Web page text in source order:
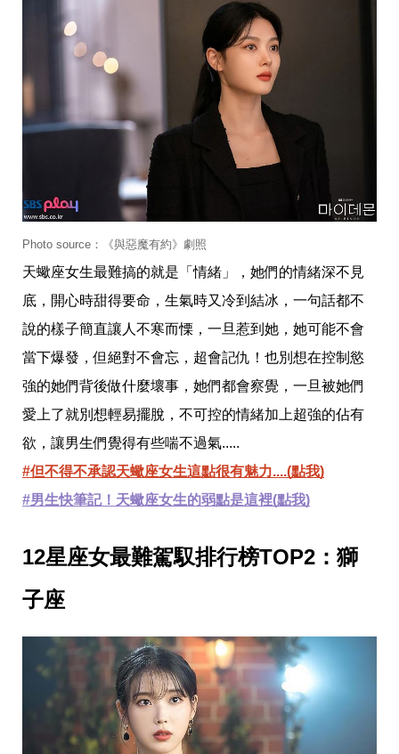
食
旅
帶
你
吃
你
住
出
國
網
美
打
卡
點
生
活
潔
生
小
Photo source：《與惡魔有約》劇照
天蠍座女生最難搞的就是「情緒」，她們的情緒深不見
底，開心時甜得要命，生氣時又冷到結冰，一句話都不
說的樣子簡直讓人不寒而慄，一旦惹到她，她可能不會
當下爆發，但絕對不會忘，超會記仇！也別想在控制慾
強的她們背後做什麼壞事，她們都會察覺，一旦被她們
愛上了就別想輕易擺脫，不可控的情緒加上超強的佔有
欲，讓男生們覺得有些喘不過氣.....
#但不得不承認天蠍座女生這點很有魅力....(點我)
#男生快筆記！天蠍座女生的弱點是這裡(點我)
12星座女最難駕馭排行榜TOP2：獅
子座